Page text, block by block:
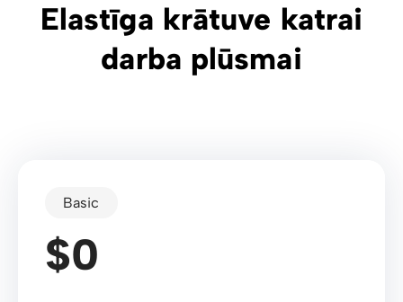
Elastīga krātuve katrai
darba plūsmai
Basic
$0